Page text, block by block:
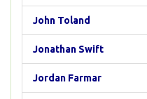
John Toland
Jonathan Swift
Jordan Farmar